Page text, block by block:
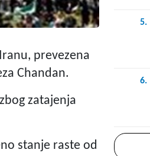
prevezena
Chandan.
zatajenja
stanje raste od
5.
6.